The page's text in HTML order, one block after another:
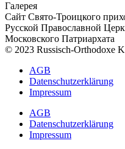
Галерея
Сайт Свято-Троицкого
Русской Православной
Московского Патриархата
© 2023 Russisch-Orthodoxe
АGB
Datenschutzerklärung
Impressum
АGB
Datenschutzerklärung
Impressum